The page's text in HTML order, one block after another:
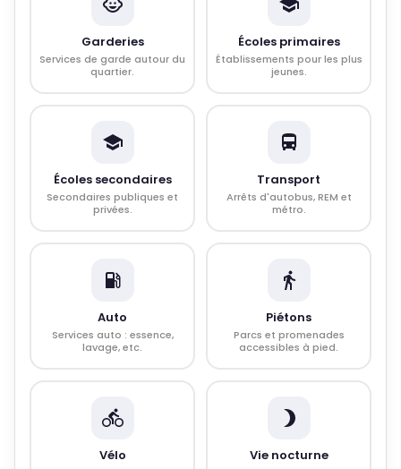
Garderies
Services de garde autour du
quartier.
Écoles primaires
Établissements pour les plus
jeunes.
Écoles secondaires
Secondaires publiques et
privées.
Transport
Arrêts d'autobus, REM et
métro.
Auto
Services auto : essence,
lavage, etc.
Piétons
Parcs et promenades
accessibles à pied.
Vélo Vie nocturne